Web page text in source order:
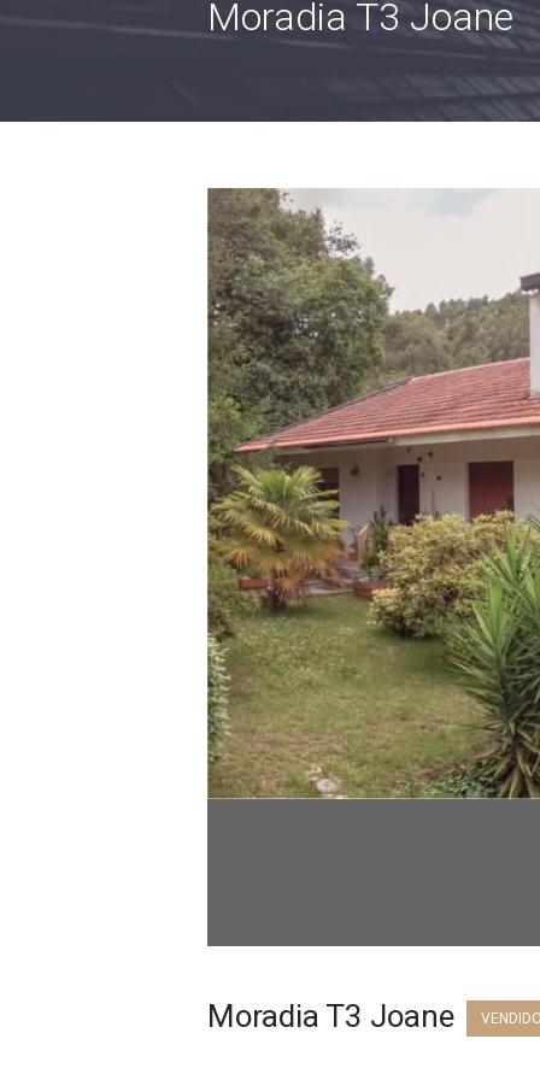
Moradia T3 Joane
Moradia T3 Joane